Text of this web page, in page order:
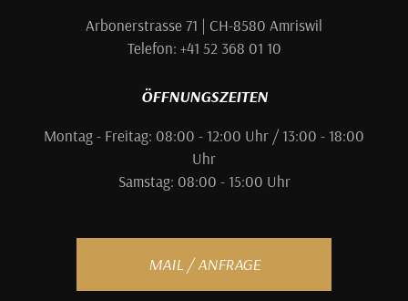
Arbonerstrasse 71 | CH-8580 Amriswil
Telefon: +41 52 368 01 10
ÖFFNUNGSZEITEN
Montag - Freitag: 08:00 - 12:00 Uhr / 13:00 - 18:00
Uhr
Samstag: 08:00 - 15:00 Uhr
MAIL / ANFRAGE